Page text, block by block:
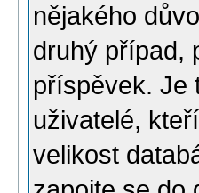
nějakého
druhý případ,
příspěvek. Je
uživatelé,
velikost